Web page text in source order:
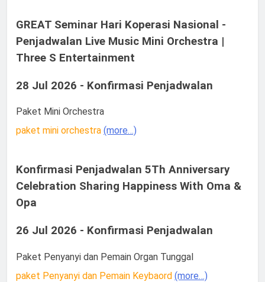
GREAT Seminar Hari Koperasi Nasional -
Penjadwalan Live Music Mini Orchestra |
Three S Entertainment
28 Jul 2026 - Konfirmasi Penjadwalan
Paket Mini Orchestra
paket mini orchestra (more…)
Konfirmasi Penjadwalan 5Th Anniversary
Celebration Sharing Happiness With Oma &
Opa
26 Jul 2026 - Konfirmasi Penjadwalan
Paket Penyanyi dan Pemain Organ Tunggal
paket Penyanyi dan Pemain Keybaord (more…)